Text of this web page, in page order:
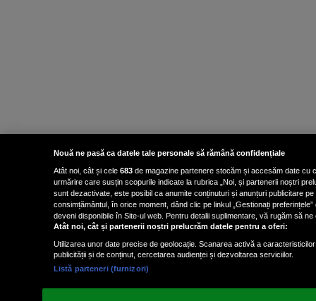
Nouă ne pasă ca datele tale personale să rămână confidențiale
Atât noi, cât și cele 683 de magazine partenere stocăm și accesăm date cu
urmărire care susțin scopurile indicate la rubrica „Noi, și partenerii noștri
sunt dezactivate, este posibil ca anumite conținuturi și anunțuri publicitare
consimțământul, în orice moment, dând clic pe linkul „Gestionați
deveni disponibile în Site-ul web. Pentru detalii suplimentare, vă rugăm să
Atât noi, cât și partenerii noștri prelucrăm datele pentru a oferi:
Utilizarea unor date precise de geolocație. Scanarea activă a
publicității și de conținut, cercetarea audienței și dezvoltarea serviciilor.
Listă parteneri (furnizori)